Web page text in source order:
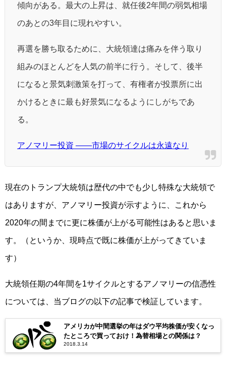
傾向がある。最大の上昇は、就任後2年間の弱気相場
のあとの3年目に現れやすい。
再選を勝ち取るために、大統領達は痛みを伴う取り
組みのほとんどを人気の前半に行う。そして、後半
になると景気刺激策を打って、有権者が投票所に出
かけるときに最も好景気になるようにしがちであ
る。
アノマリー投資 ――市場のサイクルは永遠なり
現在のトランプ大統領は歴代の中でも少し特殊な大統領で
はありますが、アノマリー投資が示すように、これから
2020年の間までに更に株価が上がる可能性はあると思いま
す。（というか、現時点で既に株価が上がってきていま
す）
大統領任期の4年間を1サイクルとするアノマリーの信憑性
については、当ブログの以下の記事で検証しています。
アメリカが中間選挙の年はダウ平均株価が安くなっ
たところで買っておけ！為替相場との関係は？
2018.3.14